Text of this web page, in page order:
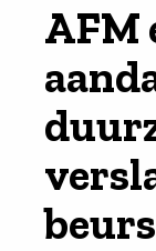
Achtergrond
AFM